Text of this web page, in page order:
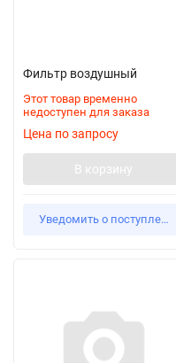
Фильтр воздушный
Этот товар временно
недоступен для заказа
Цена по запросу
В корзину
Уведомить о поступлении